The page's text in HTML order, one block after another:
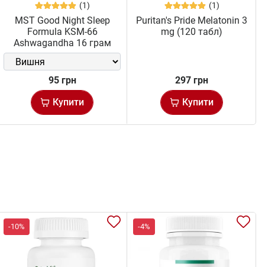
(1)
MST Good Night Sleep
Formula KSM-66
Ashwagandha 16 грам
95 грн
Купити
(1)
Puritan's Pride Melatonin 3
mg (120 табл)
297 грн
Купити
-10% -4%